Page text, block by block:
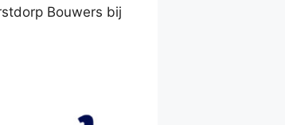
Bouwers bij